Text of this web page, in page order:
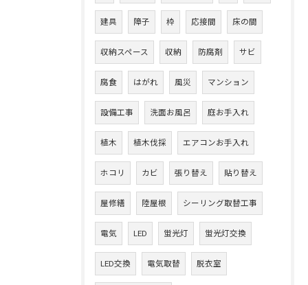
建具 障子 枠 応接間 床の間
収納スペース 収納 防腐剤 サビ
腐食 はがれ 風災 マンション
設備工事 洗面お風呂 庭お手入れ
植木 植木伐採 エアコンお手入れ
ホコリ カビ 張り替え 貼り替え
屋修繕 陸屋根 シーリング取替工事
電気 LED 蛍光灯 蛍光灯交換
LED交換 電気取替 脱衣室